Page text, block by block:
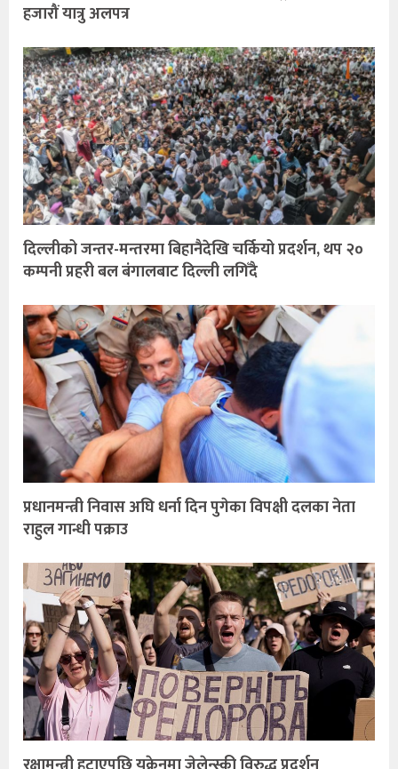
हजारौं यात्रु अलपत्र
दिल्लीको जन्तर-मन्तरमा बिहानैदेखि चर्कियो प्रदर्शन, थप २०
कम्पनी प्रहरी बल बंगालबाट दिल्ली लगिँदै
प्रधानमन्त्री निवास अघि धर्ना दिन पुगेका विपक्षी दलका नेता
राहुल गान्धी पक्राउ